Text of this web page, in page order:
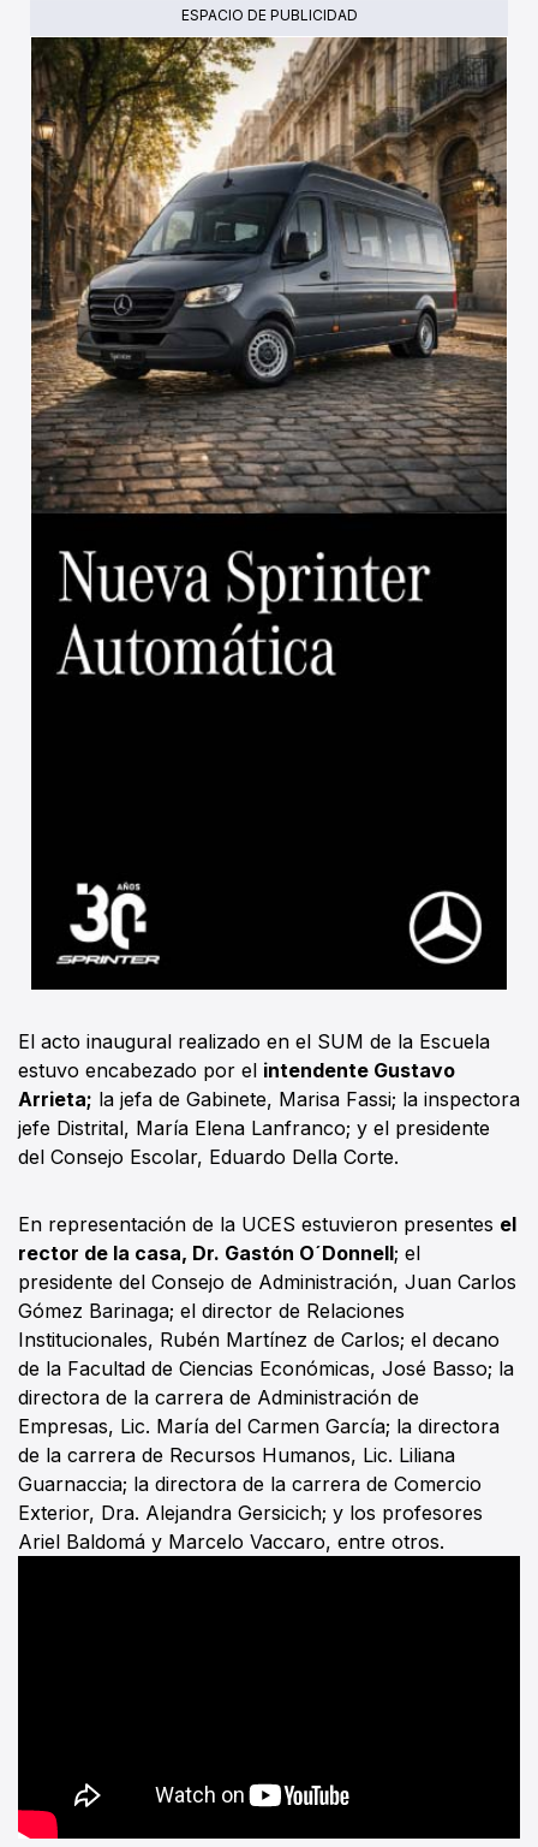
ESPACIO DE PUBLICIDAD
El acto inaugural realizado en el SUM de la Escuela
estuvo encabezado por el intendente Gustavo
Arrieta; la jefa de Gabinete, Marisa Fassi; la inspectora
jefe Distrital, María Elena Lanfranco; y el presidente
del Consejo Escolar, Eduardo Della Corte.
En representación de la UCES estuvieron presentes el
rector de la casa, Dr. Gastón O´Donnell; el
presidente del Consejo de Administración, Juan Carlos
Gómez Barinaga; el director de Relaciones
Institucionales, Rubén Martínez de Carlos; el decano
de la Facultad de Ciencias Económicas, José Basso; la
directora de la carrera de Administración de
Empresas, Lic. María del Carmen García; la directora
de la carrera de Recursos Humanos, Lic. Liliana
Guarnaccia; la directora de la carrera de Comercio
Exterior, Dra. Alejandra Gersicich; y los profesores
Ariel Baldomá y Marcelo Vaccaro, entre otros.